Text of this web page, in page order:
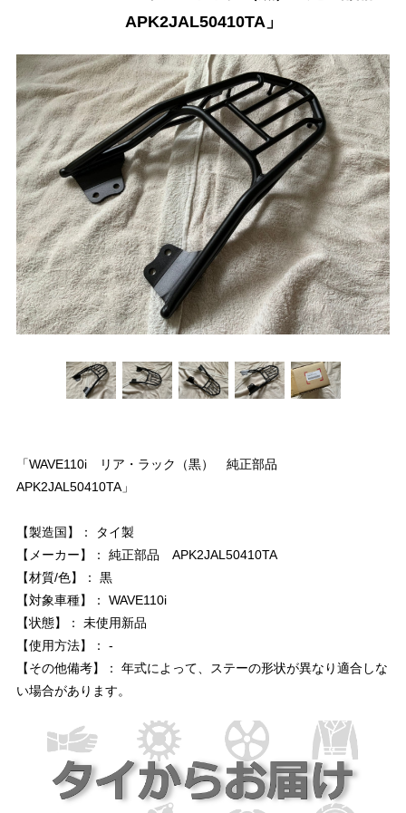
APK2JAL50410TA」
「WAVE110i リア・ラック（黒） 純正部品
APK2JAL50410TA」
【製造国】： タイ製
【メーカー】： 純正部品 APK2JAL50410TA
【材質/色】： 黒
【対象車種】： WAVE110i
【状態】： 未使用新品
【使用方法】： -
【その他備考】： 年式によって、ステーの形状が異なり適合しな
い場合があります。